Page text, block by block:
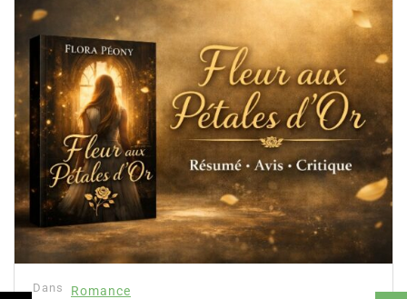
Dans Romance
Collector Dear You (Intégrale) –
résumé et avis
16 Fév 2025